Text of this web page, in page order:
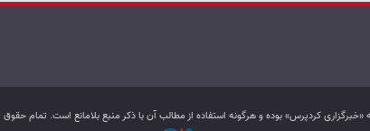
«خبرگزاری کردپرس» بوده و هرگونه استفاده از مطالب آن با ذکر منبع بلامانع است. تمام